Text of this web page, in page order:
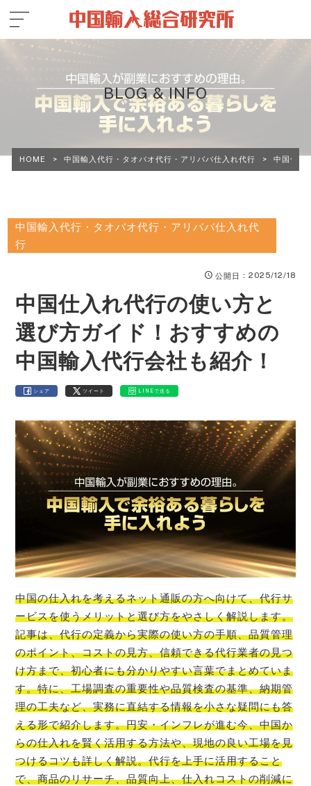
BLOG & INFO
HOME > 中国輸入代行・タオバオ代行・アリババ仕入れ代行 > 中国仕入
中国輸入代行・タオバオ代行・アリババ仕入れ代
行
公開日 ：2025/12/18
中国仕入れ代行の使い方と
選び方ガイド！おすすめの
中国輸入代行会社も紹介！
シェア ツイート LINEで送る
中国の仕入れを考えるネット通販の方へ向けて、代行サ
ービスを使うメリットと選び方をやさしく解説します。
記事は、代行の定義から実際の使い方の手順、品質管理
のポイント、コストの見方、信頼できる代行業者の見つ
け方まで、初心者にも分かりやすい言葉でまとめていま
す。特に、工場調査の重要性や品質検査の基準、納期管
理の工夫など、実務に直結する情報を小さな疑問にも答
える形で紹介します。円安・インフレが進む今、中国か
らの仕入れを賢く活用する方法や、現地の良い工場を見
つけるコツも詳しく解説。代行を上手に活用すること
で、商品のリサーチ、品質向上、仕入れコストの削減に